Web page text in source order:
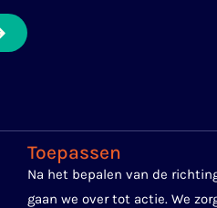
Toepassen
Na het bepalen van de
gaan we over tot actie. We